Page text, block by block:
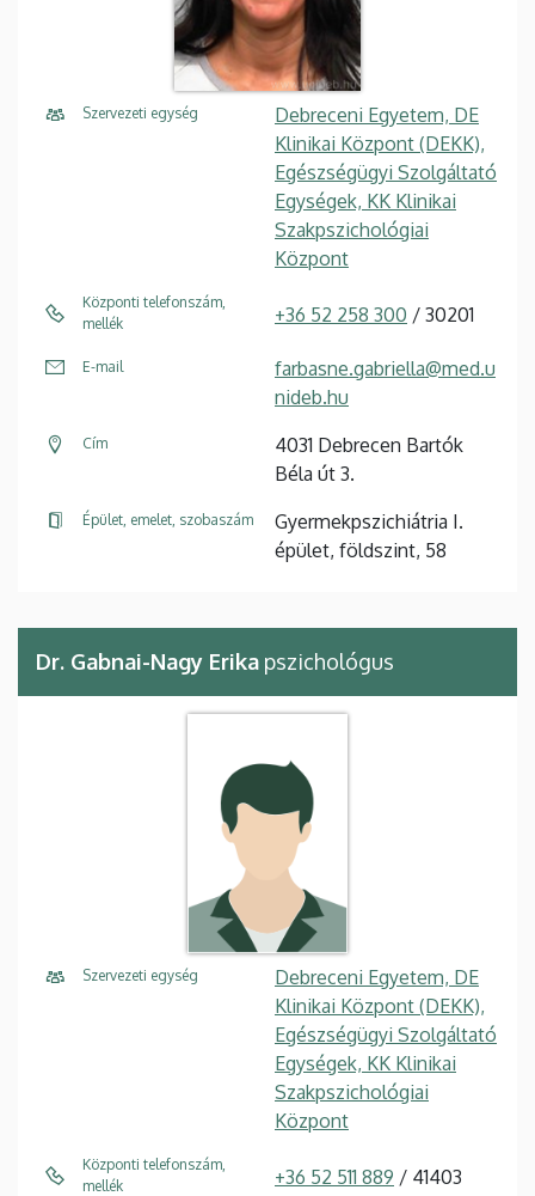
Szervezeti egység
Debreceni Egyetem, DE
Klinikai Központ (DEKK),
Egészségügyi Szolgáltató
Egységek, KK Klinikai
Szakpszichológiai
Központ
Központi telefonszám,
mellék
+36 52 258 300 / 30201
E-mail
farbasne.gabriella@med.u
nideb.hu
Cím
4031 Debrecen Bartók
Béla út 3.
Épület, emelet, szobaszám
Gyermekpszichiátria I.
épület, földszint, 58
Dr. Gabnai-Nagy Erika pszichológus
Szervezeti egység
Debreceni Egyetem, DE
Klinikai Központ (DEKK),
Egészségügyi Szolgáltató
Egységek, KK Klinikai
Szakpszichológiai
Központ
Központi telefonszám,
mellék
+36 52 511 889 / 41403